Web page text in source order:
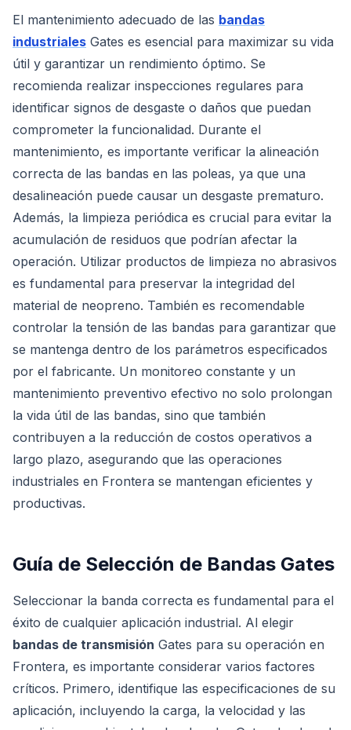
El mantenimiento adecuado de las bandas
industriales Gates es esencial para maximizar su vida
útil y garantizar un rendimiento óptimo. Se
recomienda realizar inspecciones regulares para
identificar signos de desgaste o daños que puedan
comprometer la funcionalidad. Durante el
mantenimiento, es importante verificar la alineación
correcta de las bandas en las poleas, ya que una
desalineación puede causar un desgaste prematuro.
Además, la limpieza periódica es crucial para evitar la
acumulación de residuos que podrían afectar la
operación. Utilizar productos de limpieza no abrasivos
es fundamental para preservar la integridad del
material de neopreno. También es recomendable
controlar la tensión de las bandas para garantizar que
se mantenga dentro de los parámetros especificados
por el fabricante. Un monitoreo constante y un
mantenimiento preventivo efectivo no solo prolongan
la vida útil de las bandas, sino que también
contribuyen a la reducción de costos operativos a
largo plazo, asegurando que las operaciones
industriales en Frontera se mantengan eficientes y
productivas.
Guía de Selección de Bandas Gates
Seleccionar la banda correcta es fundamental para el
éxito de cualquier aplicación industrial. Al elegir
bandas de transmisión Gates para su operación en
Frontera, es importante considerar varios factores
críticos. Primero, identifique las especificaciones de su
aplicación, incluyendo la carga, la velocidad y las